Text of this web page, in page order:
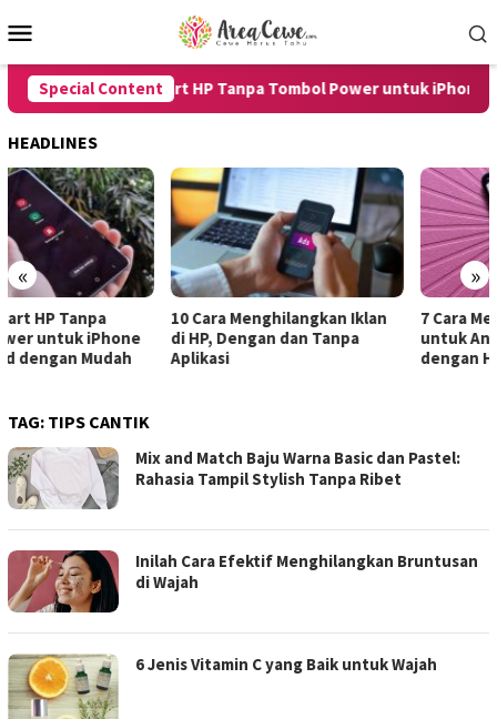
to
Menu
Special Content
8 Cara Restart HP Tanpa Tombol Power untuk iPhone dan
HEADLINES
« »
10 Cara Menghilangkan Iklan
di HP, Dengan dan Tanpa
Aplikasi
7 Cara Merekam Suara di HP
untuk Android dan iPhone
TAG: TIPS CANTIK
Mix and Match Baju Warna Basic dan Pastel:
Rahasia Tampil Stylish Tanpa Ribet
Inilah Cara Efektif Menghilangkan Bruntusan
di Wajah
6 Jenis Vitamin C yang Baik untuk Wajah